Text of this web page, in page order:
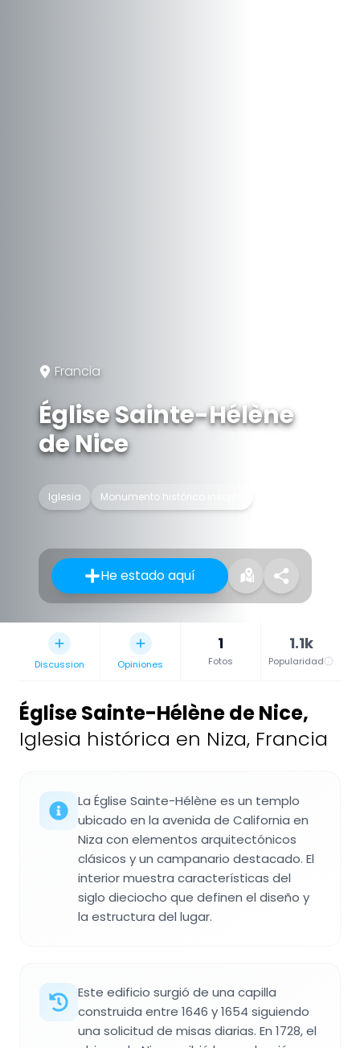
Francia
Église Sainte-Hélène
de Nice
Iglesia Monumento histórico inscrito
He estado aquí
Discussion Opiniones
1
Fotos
1.1k
Popularidad
Église Sainte-Hélène de Nice,
Iglesia histórica en Niza, Francia
La Église Sainte-Hélène es un templo
ubicado en la avenida de California en
Niza con elementos arquitectónicos
clásicos y un campanario destacado. El
interior muestra características del
siglo dieciocho que definen el diseño y
la estructura del lugar.
Este edificio surgió de una capilla
construida entre 1646 y 1654 siguiendo
una solicitud de misas diarias. En 1728, el